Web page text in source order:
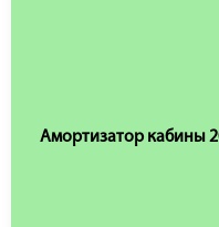
Амортизатор кабины